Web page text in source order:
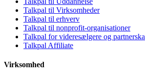
Talkpal til Virksomheder
Talkpal til erhverv
Talkpal til nonprofit-organisationer
Talkpal for videresælgere og
Talkpal Affiliate
Virksomhed